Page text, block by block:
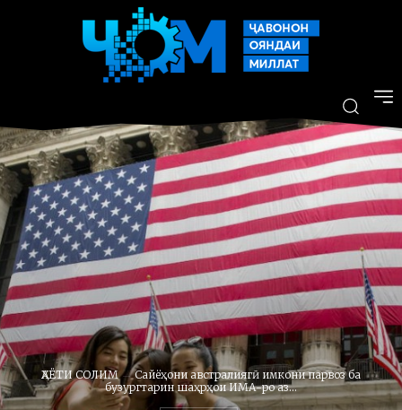
ҲАЁТИ СОЛИМ
Сайёҳони австралиягӣ имкони парвоз ба
бузургтарин шаҳрҳои ИМА-ро аз...